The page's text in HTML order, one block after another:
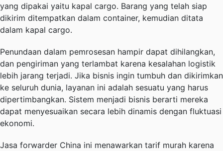
yang dipakai yaitu kapal cargo. Barang yang telah siap
dikirim ditempatkan dalam container, kemudian ditata
dalam kapal cargo.
Penundaan dalam pemrosesan hampir dapat dihilangkan,
dan pengiriman yang terlambat karena kesalahan logistik
lebih jarang terjadi. Jika bisnis ingin tumbuh dan dikirimkan
ke seluruh dunia, layanan ini adalah sesuatu yang harus
dipertimbangkan. Sistem menjadi bisnis berarti mereka
dapat menyesuaikan secara lebih dinamis dengan fluktuasi
ekonomi.
Jasa forwarder China ini menawarkan tarif murah karena